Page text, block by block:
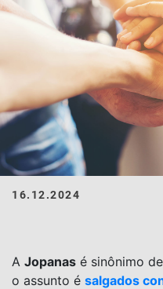
16.12.2024
A Jopanas é sinônimo
o assunto é salgados